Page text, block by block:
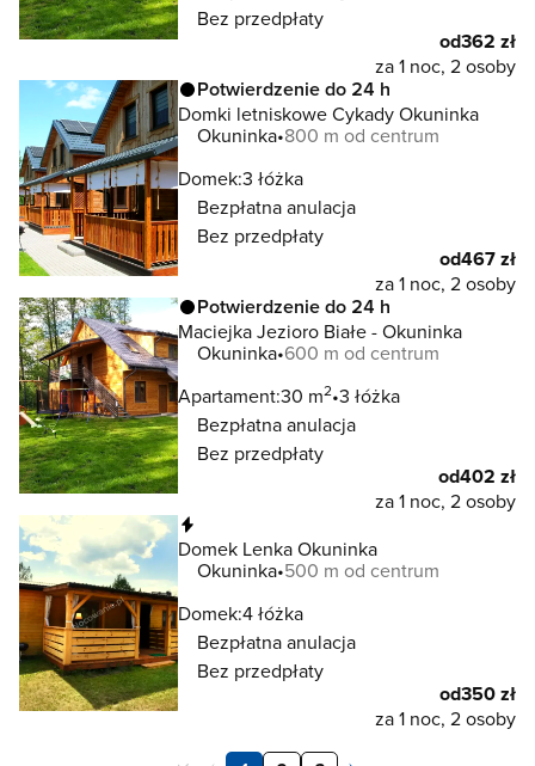
Bez przedpłaty
od362 zł
za 1 noc, 2 osoby
Potwierdzenie do 24 h
Domki letniskowe Cykady Okuninka
Okuninka 800 m od centrum
Domek:3 łóżka
Bezpłatna anulacja
Bez przedpłaty
od467 zł
za 1 noc, 2 osoby
Potwierdzenie do 24 h
Maciejka Jezioro Białe - Okuninka
Okuninka 600 m od centrum
Apartament:30 m2 3 łóżka
Bezpłatna anulacja
Bez przedpłaty
od402 zł
za 1 noc, 2 osoby
Domek Lenka Okuninka
Okuninka 500 m od centrum
Domek:4 łóżka
Bezpłatna anulacja
Bez przedpłaty
od350 zł
za 1 noc, 2 osoby